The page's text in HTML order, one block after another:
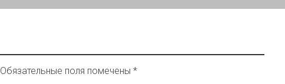
Обязательные поля помечены *